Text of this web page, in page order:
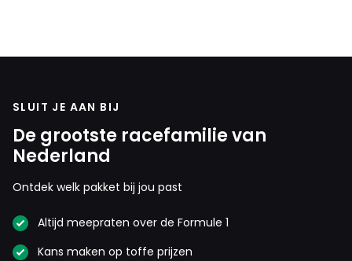
SLUIT JE AAN BIJ
De grootste racefamilie van
Nederland
Ontdek welk pakket bij jou past
Altijd meepraten over de Formule 1
Kans maken op toffe prijzen